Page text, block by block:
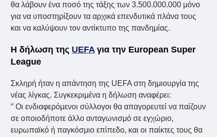
θα λάβουν ένα ποσό της τάξης των 3.500.000.000 μόνο
για να υποστηρίξουν τα αρχικά επενδυτικά πλάνα τους
και να καλύψουν τον αντίκτυπο της πανδημίας.
Η δήλωση της UEFAγια την European Super
League
Σκληρή ήταν η απάντηση της UEFA στη δημιουργία της
νέας λίγκας. Συγκεκριμένα η δήλωση αναφέρει:
′′ Οι ενδιαφερόμενοι σύλλογοι θα απαγορευτεί να παίζουν
σε οποιοδήποτε άλλο ανταγωνισμό σε εγχώριο,
ευρωπαϊκό ή παγκόσμιο επίπεδο, και οι παίκτες τους θα